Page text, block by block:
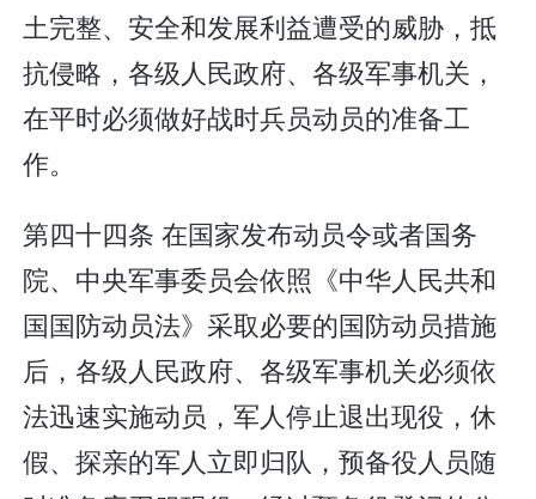
土完整、安全和发展利益遭受的威胁，抵
抗侵略，各级人民政府、各级军事机关，
在平时必须做好战时兵员动员的准备工
作。
第四十四条 在国家发布动员令或者国务
院、中央军事委员会依照《中华人民共和
国国防动员法》采取必要的国防动员措施
后，各级人民政府、各级军事机关必须依
法迅速实施动员，军人停止退出现役，休
假、探亲的军人立即归队，预备役人员随